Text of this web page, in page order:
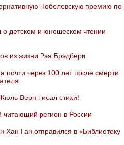
Нобелевскую премию по
о детском и юношеском чтении
из жизни Рэя Брэдбери
почти через 100 лет после смерти
Верн писал стихи!
регион в России
Хан Ган отправился в «Библиотеку